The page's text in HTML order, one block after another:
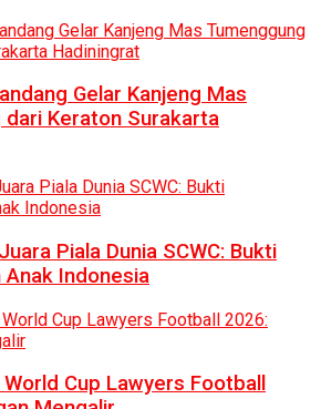
Gelar Kanjeng Mas
dari Keraton Surakarta
Piala Dunia SCWC: Bukti
Anak Indonesia
Cup Lawyers Football